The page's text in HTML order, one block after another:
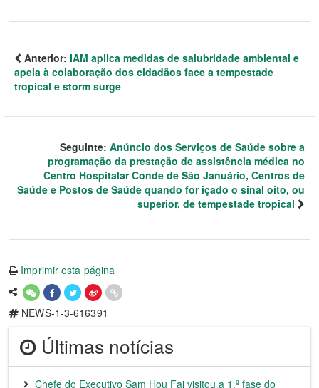
Anterior: IAM aplica medidas de salubridade ambiental e
apela à colaboração dos cidadãos face a tempestade
tropical e storm surge
Seguinte: Anúncio dos Serviços de Saúde sobre a
programação da prestação de assistência médica no
Centro Hospitalar Conde de São Januário, Centros de
Saúde e Postos de Saúde quando for içado o sinal oito, ou
superior, de tempestade tropical
Imprimir esta página
NEWS-1-3-616391
Últimas notícias
Chefe do Executivo Sam Hou Fai visitou a 1.ª fase do